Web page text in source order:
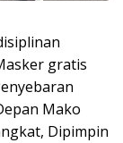
gratis
Mako
Dipimpin